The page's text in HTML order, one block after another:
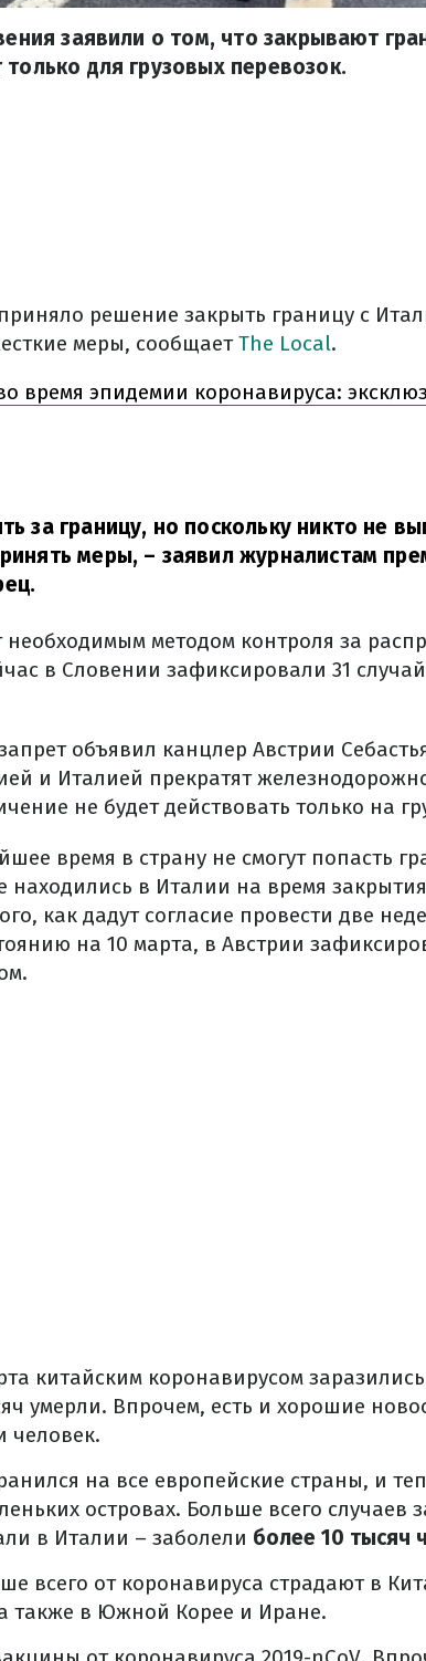
заявили о том, что закрывают
для грузовых перевозок.
решение закрыть границу с
меры, сообщаетThe Local.
время эпидемии коронавируса:
за границу, но поскольку никто не
меры, – заявил журналистам
необходимым методом контроля за
в Словении зафиксировали 31
объявил канцлер Австрии
и Италией прекратят
не будет действовать только на
время в страну не смогут попасть
находились в Италии на время
как дадут согласие провести две
на 10 марта, в Австрии
китайским коронавирусом заразились
умерли. Впрочем, есть и хорошие
человек.
на все европейские страны, и
островах. Больше всего случаев
в Италии – заболели более 10 тысяч
всего от коронавируса страдают в
также в Южной Корее и Иране.